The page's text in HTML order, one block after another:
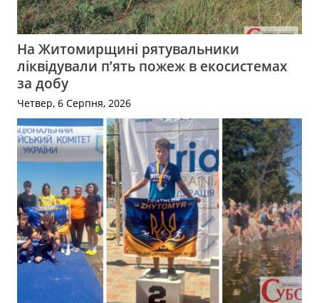
На Житомирщині рятувальники
ліквідували п’ять пожеж в екосистемах
за добу
Четвер, 6 Серпня, 2026